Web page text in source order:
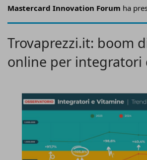
Mastercard Innovation Forum ha
soluzioni più avanzate che
Trovaprezzi.it: boom
online per integratori